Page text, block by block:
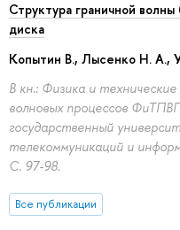
Структура граничной
диска
Копытин В., Лысенко Н. А.,
В кн.: Физика и
волновых процессов
государственный
телекоммуникаций и
С. 97-98.
Все публикации